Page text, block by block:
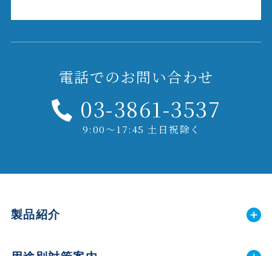
電話でのお問い合わせ
03-3861-3537
9:00～17:45 土日祝除く
製品紹介